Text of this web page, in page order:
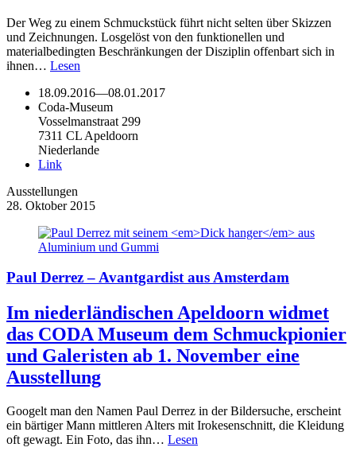
Der Weg zu einem Schmuckstück führt nicht selten über Skizzen
und Zeichnungen. Losgelöst von den funktionellen und
materialbedingten Beschränkungen der Disziplin offenbart sich in
ihnen… Lesen
18.09.2016—08.01.2017
Coda-Museum
Vosselmanstraat 299
7311 CL Apeldoorn
Niederlande
Link
Ausstellungen
28. Oktober 2015
Paul Derrez – Avantgardist aus Amsterdam
Im niederländischen Apeldoorn widmet
das CODA Museum dem Schmuckpionier
und Galeristen ab 1. November eine
Ausstellung
Googelt man den Namen Paul Derrez in der Bildersuche, erscheint
ein bärtiger Mann mittleren Alters mit Irokesenschnitt, die Kleidung
oft gewagt. Ein Foto, das ihn… Lesen